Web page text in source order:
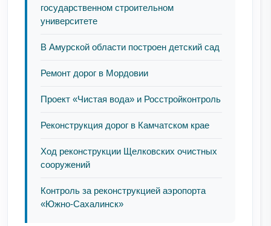
государственном строительном
университете
В Амурской области построен детский сад
Ремонт дорог в Мордовии
Проект «Чистая вода» и Росстройконтроль
Реконструкция дорог в Камчатском крае
Ход реконструкции Щелковских очистных
сооружений
Контроль за реконструкцией аэропорта
«Южно-Сахалинск»